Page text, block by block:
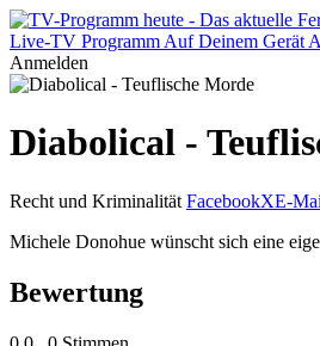
Live-TV Programm Auf Deinem Gerät
Anmelden
Diabolical -
Recht und Kriminalität FacebookXE-
Michele Donohue wünscht sich eine
Bewertung